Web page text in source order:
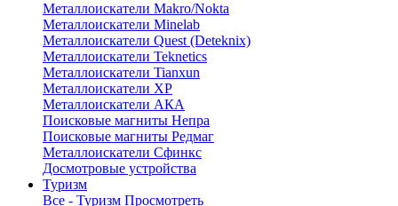
Металлоискатели Makro/Nokta
Металлоискатели Minelab
Металлоискатели Quest (Deteknix)
Металлоискатели Teknetics
Металлоискатели Tianxun
Металлоискатели XP
Металлоискатели АКА
Поисковые магниты Непра
Поисковые магниты Редмаг
Металлоискатели Сфинкс
Досмотровые устройства
Туризм
Все - Туризм Просмотреть